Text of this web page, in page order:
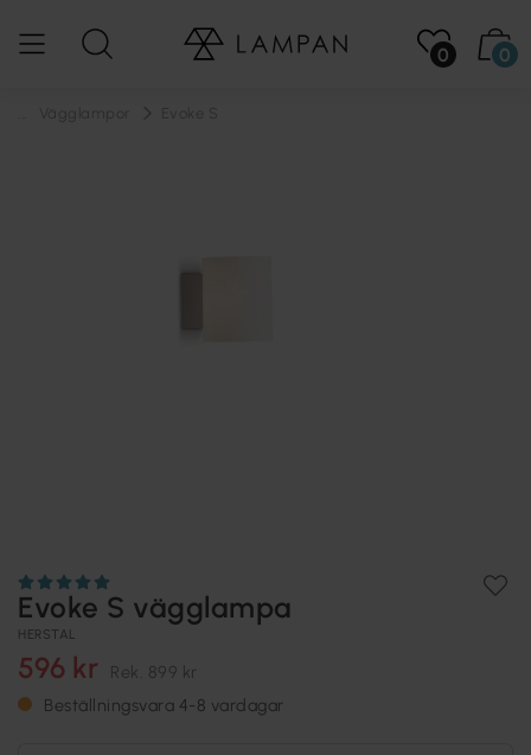
0 0
Evoke S vägglampa
HERSTAL
596 kr Rek. 899 kr
Beställningsvara 4-8 vardagar